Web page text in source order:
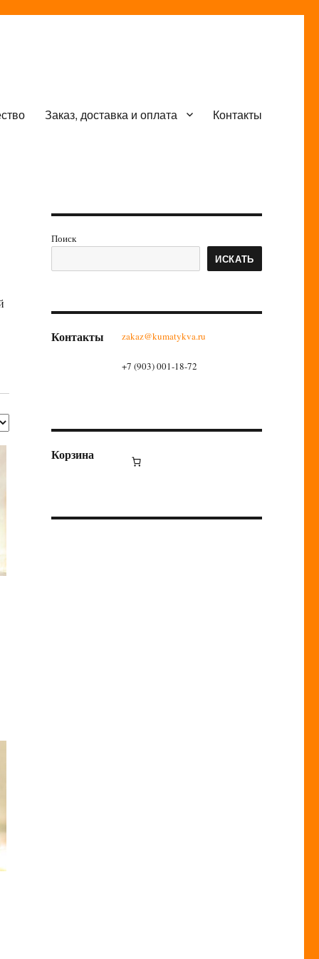
Заказ, доставка и оплата Контакты
Поиск
ИСКАТЬ
Контакты zakaz@kumatykva.ru
+7 (903) 001-18-72
Корзина